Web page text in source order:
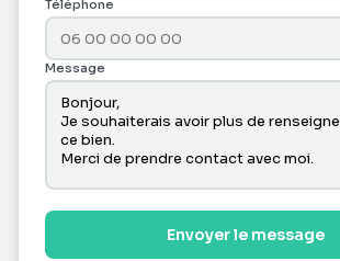
Téléphone
Message
Envoyer le message